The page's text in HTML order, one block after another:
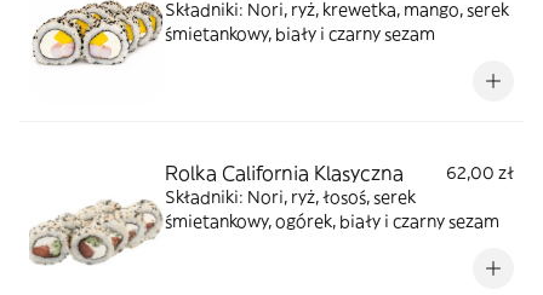
Składniki: Nori, ryż, krewetka, mango, serek
śmietankowy, biały i czarny sezam
Rolka California Klasyczna
62,00 zł
Składniki: Nori, ryż, łosoś, serek
śmietankowy, ogórek, biały i czarny sezam